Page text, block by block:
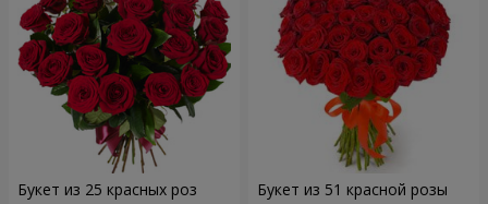
Букет из 25 красных роз Букет из 51 красной розы